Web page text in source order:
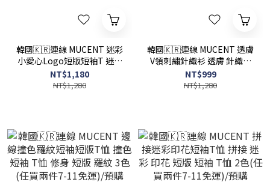
韓國🇰🇷連線 MUCENT 迷彩
小愛心Logo短版短袖T 迷彩
愛心 印花 短版 短袖 T恤 2色
(任買兩件7-11免運)/預購
NT$1,180
NT$1,280
韓國🇰🇷連線 MUCENT 透膚
V領刺繡針織衫 透膚 針織衫
刺繡 V領 外搭 打底 長袖 4色
(任買兩件7-11免運)/預購
NT$999
NT$1,280